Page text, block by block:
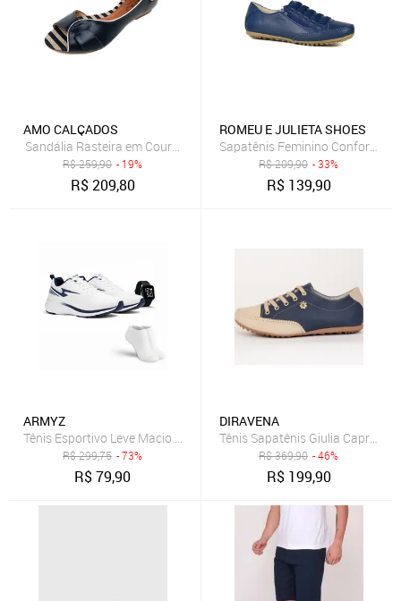
AMO CALÇADOS
Sandália Rasteira em Couro Amo Calçados Lily Azul Marinho
R$259,90 - 19%
R$209,80
ROMEU E JULIETA SHOES
Sapatênis Feminino Confort De
R$209,90 - 33%
R$ 139,90
ARMYZ
Tênis Esportivo Leve Macio Confortável Dia a Dia Estilo Versátil +
R$299,75 - 73%
R$79,90
DIRAVENA
Tênis Sapatênis Giulia Capri em
R$369,90 - 46%
R$ 199,90